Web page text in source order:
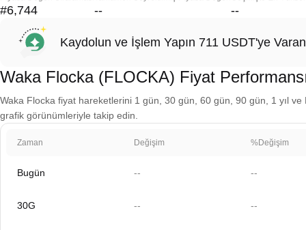
#6,744 -- --
Kaydolun ve İşlem Yapın 711 USDT'ye
Waka Flocka (FLOCKA) Fiyat
Waka Flocka fiyat hareketlerini 1 gün, 30 gün, 60 gün, 90 gün, 1 yıl
grafik görünümleriyle takip edin.
Zaman Değişim %Değişim
Bugün -- --
30G -- --